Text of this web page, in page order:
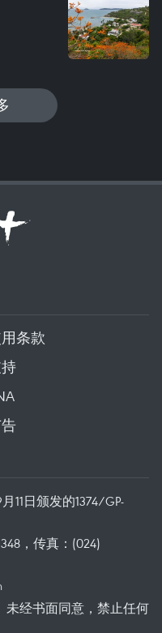
条款
11日颁发的1374/GP-
，传真：(024)
未经书面同意，禁止任何